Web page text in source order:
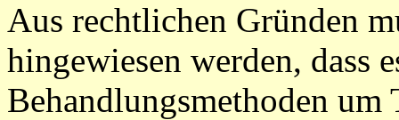
Aus rechtlichen Gründen
hingewiesen werden, dass
Behandlungsmethoden um